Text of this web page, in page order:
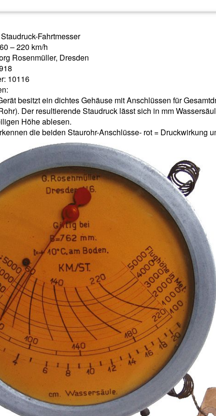
Fahrtmesser
– 220 km/h
Rosenmüller, Dresden
10116
besitzt ein dichtes Gehäuse mit Anschlüssen für
Der resultierende Staudruck lässt sich in mm
Höhe ablesen.
die beiden Staurohr-Anschlüsse- rot = Druckwirkung